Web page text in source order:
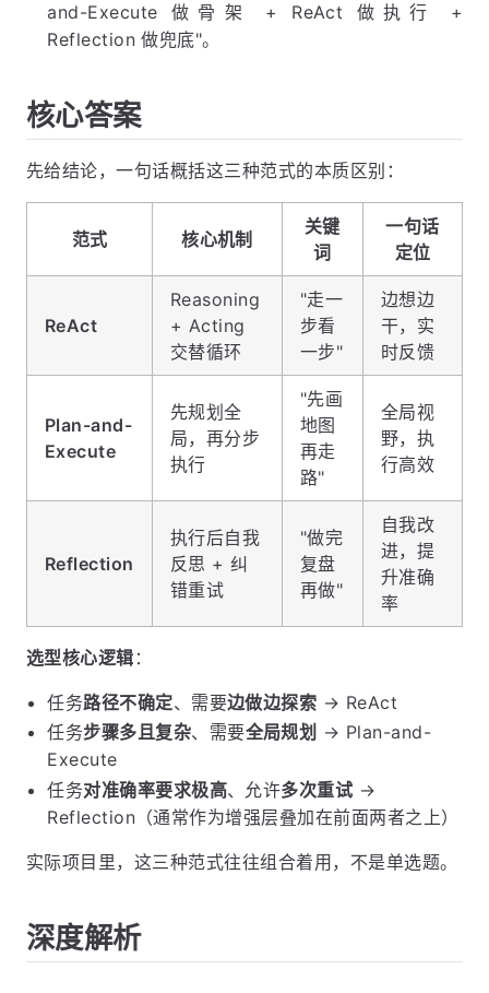
and-Execute 做骨架 + ReAct 做执行 +
Reflection 做兜底"。
核心答案
先给结论，一句话概括这三种范式的本质区别：
范式 核心机制
关键
词
一句话
定位
ReAct
Reasoning
+ Acting
交替循环
"走一
步看
一步"
边想边
干，实
时反馈
Plan-and-
Execute
先规划全
局，再分步
执行
"先画
地图
再走
路"
全局视
野，执
行高效
Reflection
执行后自我
反思 + 纠
错重试
"做完
复盘
再做"
自我改
进，提
升准确
率
选型核心逻辑 ：
任务路径不确定、需要边做边探索 → ReAct
任务步骤多且复杂、需要全局规划 → Plan-and-
Execute
任务对准确率要求极高、允许多次重试 →
Reflection（通常作为增强层叠加在前面两者之上）
实际项目里，这三种范式往往组合着用，不是单选题。
深度解析